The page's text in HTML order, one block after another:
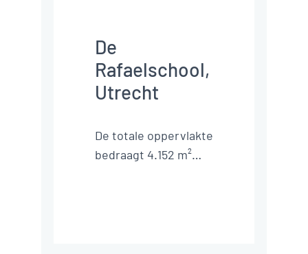
De
Rafaelschool,
Utrecht
De totale oppervlakte
bedraagt 4.152 m²